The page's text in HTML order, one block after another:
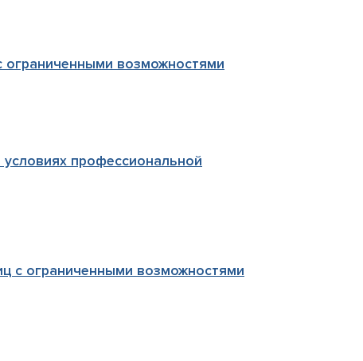
ограниченными возможностями
профессиональной
с ограниченными возможностями